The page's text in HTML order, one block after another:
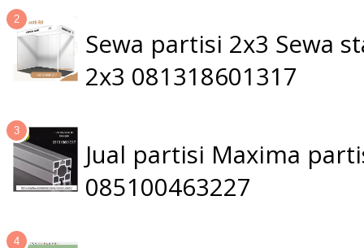
Sewa partisi 2x3 Sewa
2x3 081318601317
Jual partisi Maxima
085100463227